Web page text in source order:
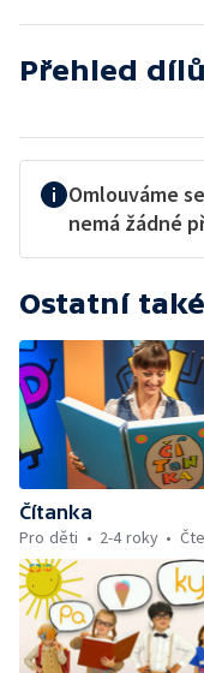
Přehled dílů
Omlouváme
nemá žádné
Ostatní
Čítanka
Pro děti
2-4 roky